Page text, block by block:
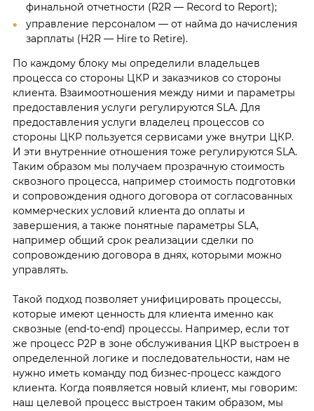
финальной отчетности (R2R — Record to Report);
управление персоналом — от найма до начисления
зарплаты (H2R — Hire to Retire).
По каждому блоку мы определили владельцев
процесса со стороны ЦКР и заказчиков со стороны
клиента. Взаимоотношения между ними и параметры
предоставления услуги регулируются SLA. Для
предоставления услуги владелец процессов со
стороны ЦКР пользуется сервисами уже внутри ЦКР.
И эти внутренние отношения тоже регулируются SLA.
Таким образом мы получаем прозрачную стоимость
сквозного процесса, например стоимость подготовки
и сопровождения одного договора от согласованных
коммерческих условий клиента до оплаты и
завершения, а также понятные параметры SLA,
например общий срок реализации сделки по
сопровождению договора в днях, которыми можно
управлять.
Такой подход позволяет унифицировать процессы,
которые имеют ценность для клиента именно как
сквозные (end-to-end) процессы. Например, если тот
же процесс P2P в зоне обслуживания ЦКР выстроен в
определенной логике и последовательности, нам не
нужно иметь команду под бизнес-процесс каждого
клиента. Когда появляется новый клиент, мы говорим:
наш целевой процесс выстроен таким образом, мы